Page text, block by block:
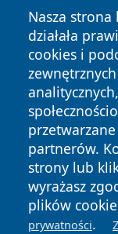
Jednego odcinka
Dwóch odcinków
Trzech odcinków
Klatki piersiowej
Oczodołów
Stawu
Szyi
Nasza
działała
cookies i
partnerów.
strony lub
wyrażasz
plików
prywatności.